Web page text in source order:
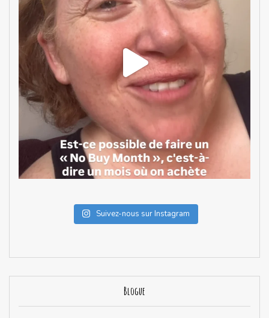
Suivez-nous sur Instagram
Blogue